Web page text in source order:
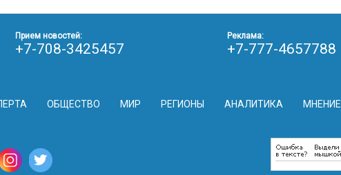
ОБЩЕСТВО МИР РЕГИОНЫ АНАЛИТИКА МНЕНИЕ
Прием новостей:
+7-708-3425457
Реклама:
+7-777-4657788